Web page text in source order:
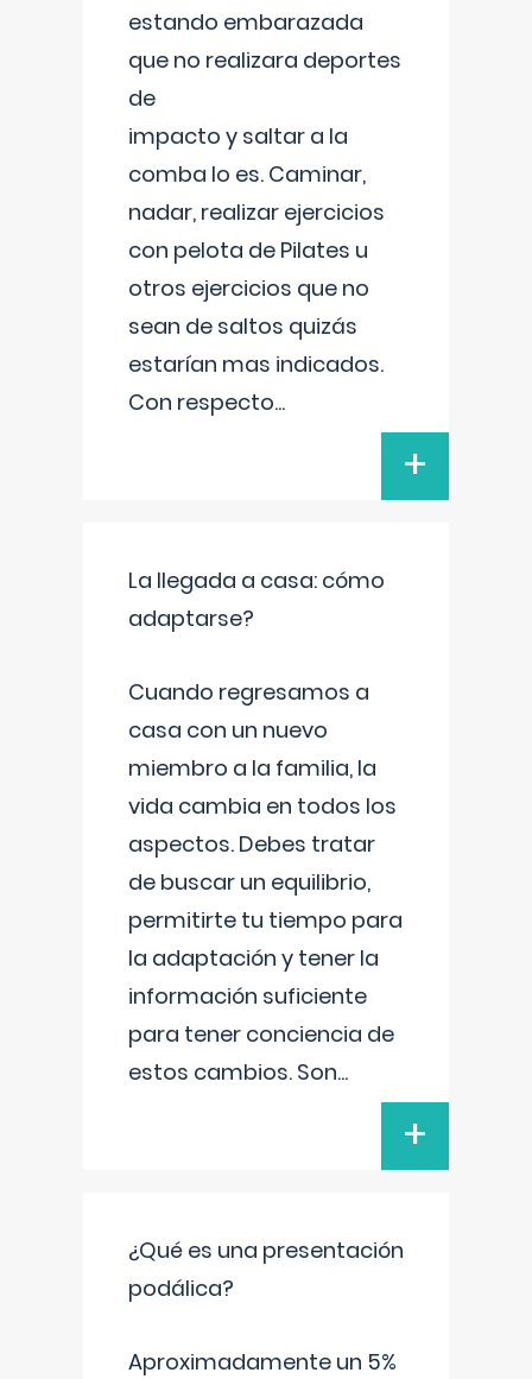
estando embarazada
que no realizara deportes
de
impacto y saltar a la
comba lo es. Caminar,
nadar, realizar ejercicios
con pelota de Pilates u
otros ejercicios que no
sean de saltos quizás
estarían mas indicados.
Con respecto...
+
La llegada a casa: cómo
adaptarse?
Cuando regresamos a
casa con un nuevo
miembro a la familia, la
vida cambia en todos los
aspectos. Debes tratar
de buscar un equilibrio,
permitirte tu tiempo para
la adaptación y tener la
información suficiente
para tener conciencia de
estos cambios. Son...
+
¿Qué es una presentación
podálica?
Aproximadamente un 5%